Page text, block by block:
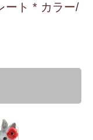
ート * カラー/